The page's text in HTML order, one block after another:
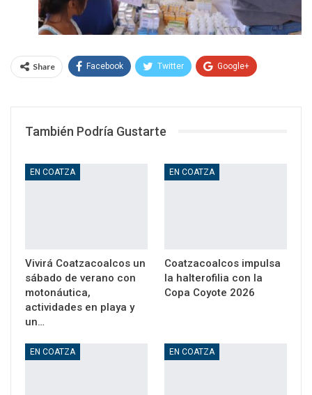
Share Facebook Twitter Google+
También Podría Gustarte
EN COATZA
Vivirá Coatzacoalcos un
sábado de verano con
motonáutica,
actividades en playa y
un…
EN COATZA
Coatzacoalcos impulsa
la halterofilia con la
Copa Coyote 2026
EN COATZA EN COATZA